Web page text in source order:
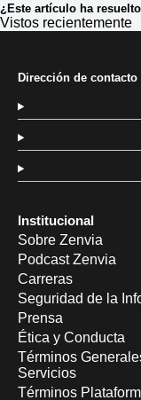
¿Este artículo ha
Vistos recientemente
Institucional
Sobre Zenvia
Podcast Zenvia
Carreras
Seguridad de la
Prensa
Ética y Conducta
Términos
Servicios
Términos
Dirección de contacto